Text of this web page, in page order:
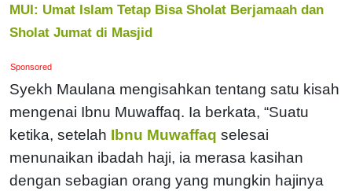
MUI: Umat Islam Tetap Bisa Sholat Berjamaah dan
Sholat Jumat di Masjid
Sponsored
Syekh Maulana mengisahkan tentang satu kisah
mengenai Ibnu Muwaffaq. Ia berkata, “Suatu
ketika, setelah Ibnu Muwaffaq selesai
menunaikan ibadah haji, ia merasa kasihan
dengan sebagian orang yang mungkin hajinya